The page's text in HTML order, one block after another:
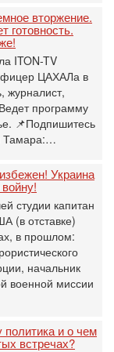
вторжение.
готовность.
ITON-TV
ЦАХАЛа в
журналист,
программу
📌Подпишитесь
Тамара:…
Украина
студии капитан
(в отставке)
в прошлом:
начальник
военной миссии
политика и о чем
встречах?